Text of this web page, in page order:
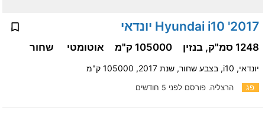
2017' Hyundai i10 יונדאי
פג הרצליה.פורסם לפני 5 חודשים
1248 סמ"ק, בנזין 105000 ק"מ אוטומטי שחור
יונדאי, i10, בצבע שחור, שנת 2017, 105000 ק"מ